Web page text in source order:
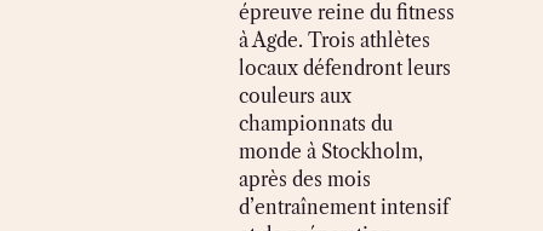
épreuve reine du fitness
à Agde. Trois athlètes
locaux défendront leurs
couleurs aux
championnats du
monde à Stockholm,
après des mois
d’entraînement intensif